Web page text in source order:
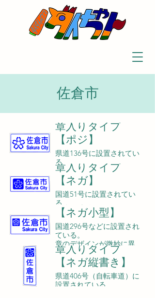
佐倉市
章入りタイプ
【ポジ】
県道136号に設置されてい
る。
章入りタイプ
【ネガ】
国道51号に設置されてい
る。
章入りタイプ
【ネガ小型】
国道296号などに設置され
ている。
章のデザインが微妙に異
なっているものもある。
章入りタイプ
【ネガ縦書き】
県道406号（自転車道）に
設置されている。